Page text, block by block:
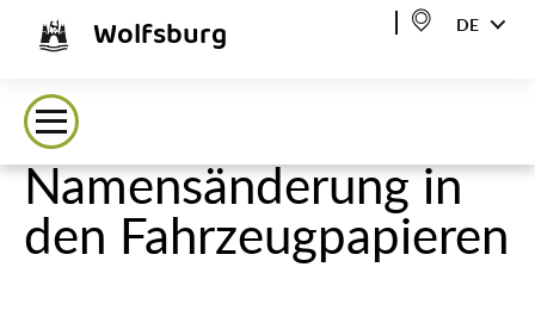
Wolfsburg DE
Namensänderung in
den Fahrzeugpapieren